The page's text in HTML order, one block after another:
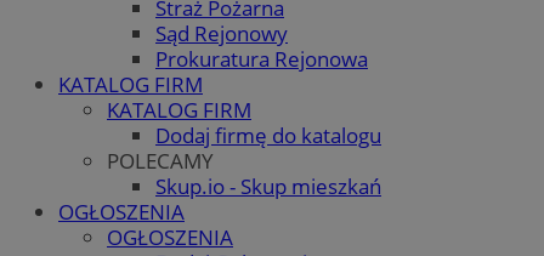
Straż Pożarna
Sąd Rejonowy
Prokuratura Rejonowa
KATALOG FIRM
KATALOG FIRM
Dodaj firmę do katalogu
POLECAMY
Skup.io - Skup mieszkań
OGŁOSZENIA
OGŁOSZENIA